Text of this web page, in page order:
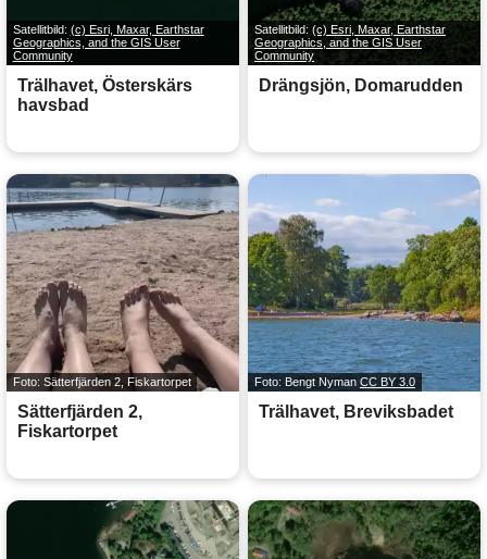
Satellitbild: (c) Esri, Maxar, Earthstar
Geographics, and the GIS User
Community
Trälhavet, Österskärs
havsbad
Satellitbild: (c) Esri, Maxar, Earthstar
Geographics, and the GIS User
Community
Drängsjön, Domarudden
Foto: Sätterfjärden 2, Fiskartorpet
Sätterfjärden 2,
Fiskartorpet
Foto: Bengt Nyman CC BY 3.0
Trälhavet, Breviksbadet